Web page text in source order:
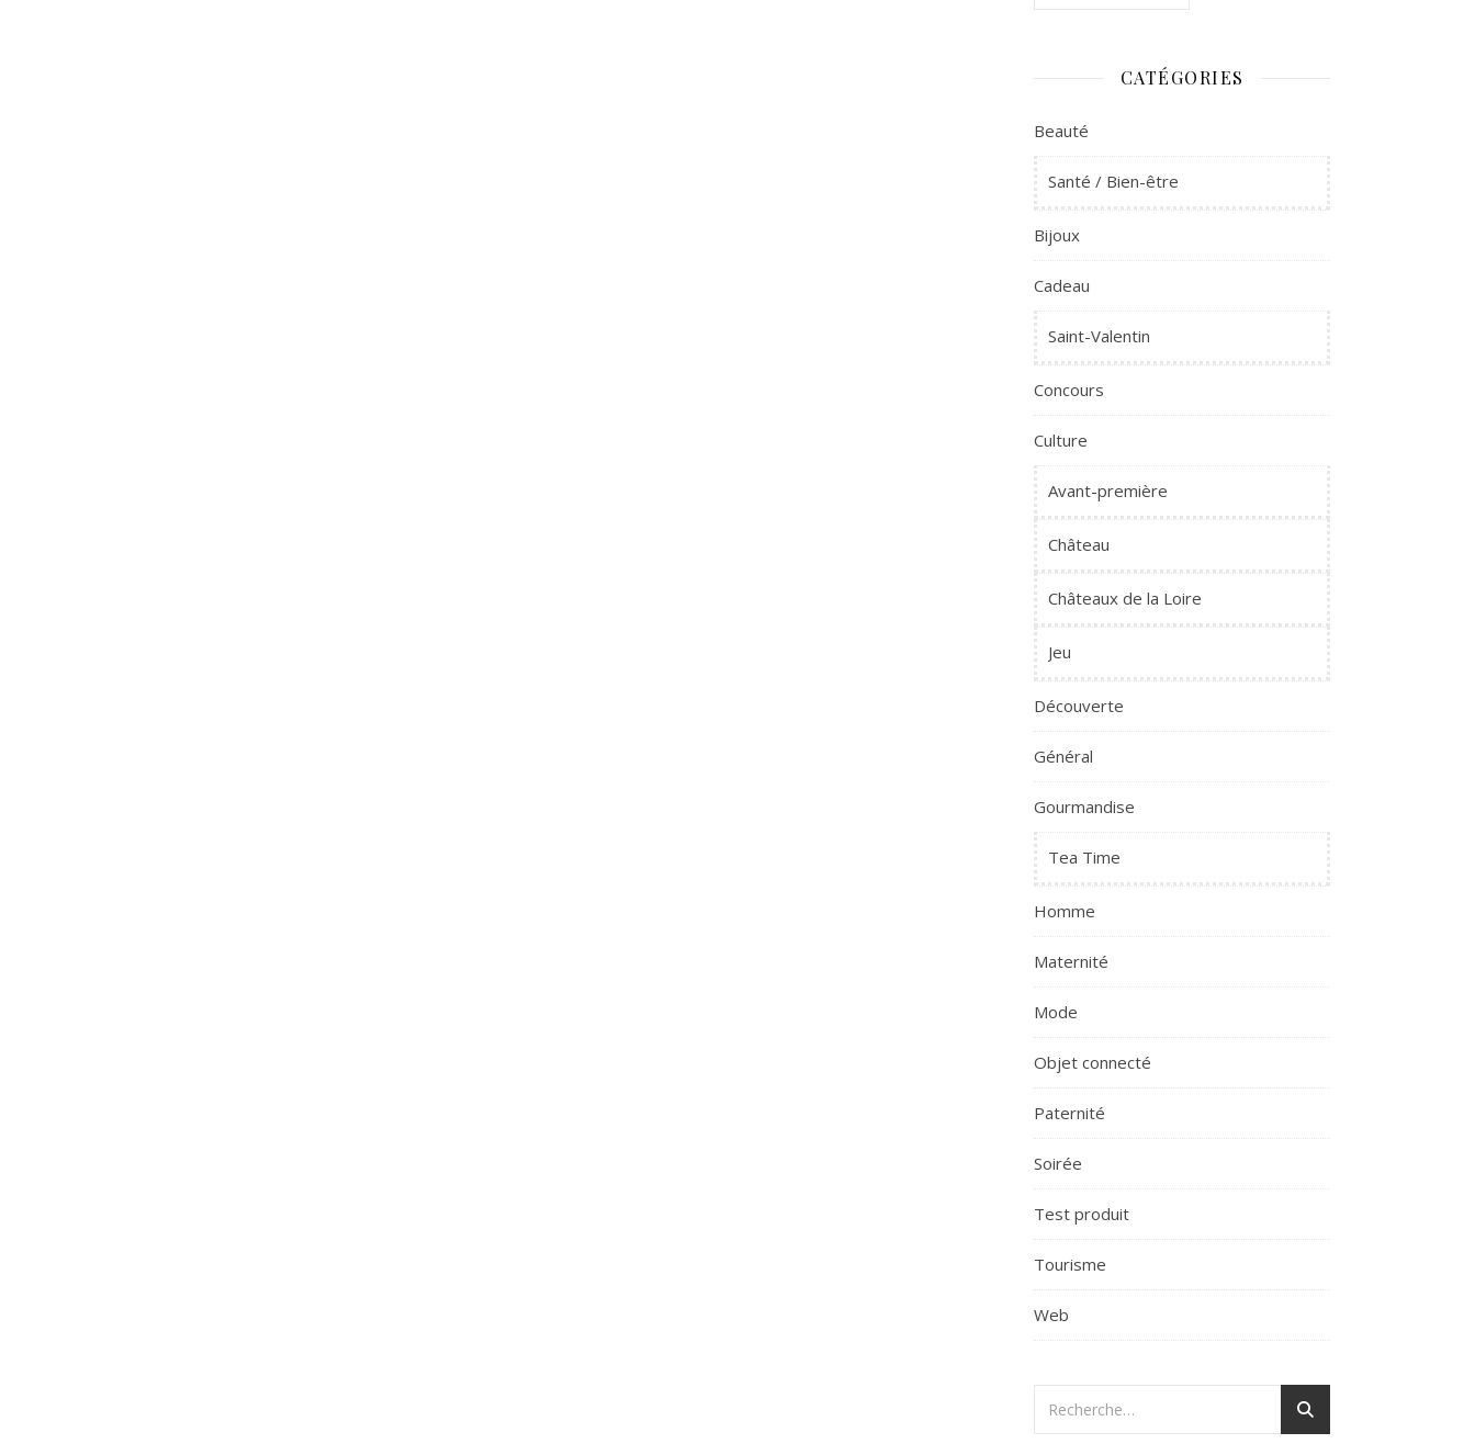
CATÉGORIES
Beauté
Santé / Bien-être
Bijoux
Cadeau
Saint-Valentin
Concours
Culture
Avant-première
Château
Châteaux de la Loire
Jeu
Découverte
Général
Gourmandise
Tea Time
Homme
Maternité
Mode
Objet connecté
Paternité
Soirée
Test produit
Tourisme
Web